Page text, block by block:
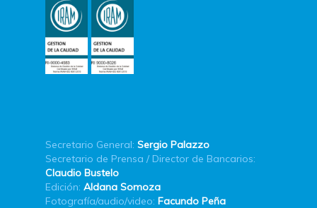
Secretario General: Sergio Palazzo
Secretario de Prensa / Director de Bancarios:
Claudio Bustelo
Edición: Aldana Somoza
Fotografía/audio/video: Facundo Peña